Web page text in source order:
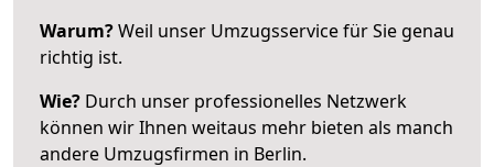
Warum?Weil unser Umzugsservice für Sie genau
richtig ist.
Wie? Durch unser professionelles Netzwerk
können wir Ihnen weitaus mehr bieten als manch
andere Umzugsfirmen in Berlin.